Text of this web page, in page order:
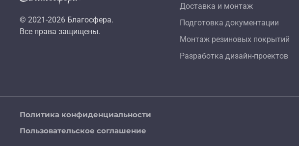
© 2021-2026 Благосфера.
Все права защищены.
Доставка и монтаж
Подготовка документации
Монтаж резиновых покрытий
Разработка дизайн-проектов
Политика конфиденциальности
Пользовательское соглашение